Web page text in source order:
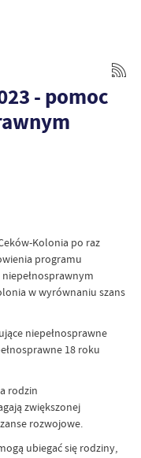
- pomoc
Kolonia po raz
programu
w wyrównaniu szans
niepełnosprawne
18 roku
rodzin
zwiększonej
rozwojowe.
ubiegać się rodziny,